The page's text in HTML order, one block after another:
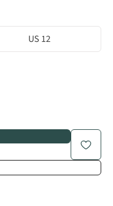
US 12